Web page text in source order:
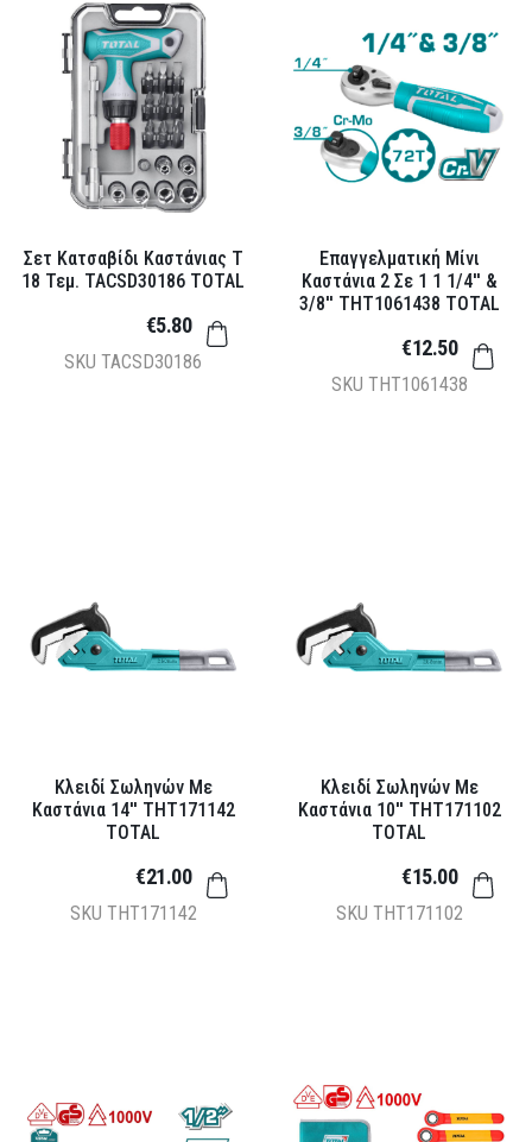
Σετ Κατσαβίδι Καστάνιας Τ
18 Τεμ. TACSD30186 TOTAL
SKU TACSD30186
€5.80
Επαγγελματική Μίνι
Καστάνια 2 Σε 1 1 1/4'' &
3/8'' THT1061438 TOTAL
SKU THT1061438
€12.50
Κλειδί Σωληνών Με
Καστάνια 14'' THT171142
TOTAL
SKU THT171142
€21.00
Κλειδί Σωληνών Με
Καστάνια 10'' THT171102
TOTAL
SKU THT171102
€15.00